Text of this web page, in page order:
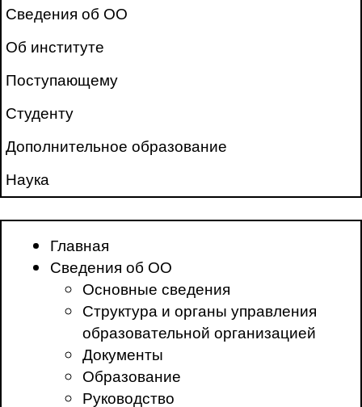
Сведения об ОО
Об институте
Поступающему
Студенту
Дополнительное образование
Наука
Главная
Сведения об ОО
Основные сведения
Структура и органы управления
образовательной организацией
Документы
Образование
Руководство